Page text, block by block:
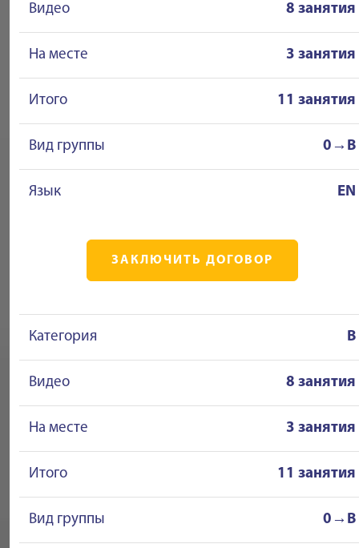
Видео 8 занятия
На месте 3 занятия
Итого 11 занятия
Вид группы 0→B
Язык EN
ЗАКЛЮЧИТЬ ДОГОВОР
Категория B
Видео 8 занятия
На месте 3 занятия
Итого 11 занятия
Вид группы 0→B